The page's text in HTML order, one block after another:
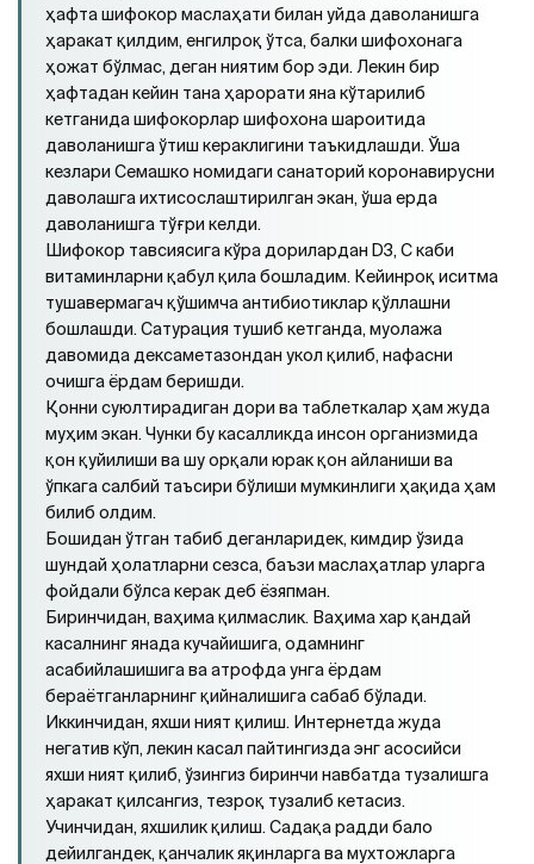
ҳафта шифокор маслаҳати билан уйда даволанишга
ҳаракат қилдим, енгилроқ ўтса, балки шифохонага
ҳожат бўлмас, деган ниятим бор эди. Лекин бир
ҳафтадан кейин тана ҳарорати яна кўтарилиб
кетганида шифокорлар шифохона шароитида
даволанишга ўтиш кераклигини таъкидлашди. Ўша
кезлари Семашко номидаги санаторий коронавирусни
даволашга ихтисослаштирилган экан, ўша ерда
даволанишга тўғри келди.
Шифокор тавсиясига кўра дорилардан D3, С каби
витаминларни қабул қила бошладим. Кейинроқ иситма
тушавермагач қўшимча антибиотиклар қўллашни
бошлашди. Сатурация тушиб кетганда, муолажа
давомида дексаметазондан укол қилиб, нафасни
очишга ёрдам беришди.
Қонни суюлтирадиган дори ва таблеткалар ҳам жуда
муҳим экан. Чунки бу касалликда инсон организмида
қон қуйилиши ва шу орқали юрак қон айланиши ва
ўпкага салбий таъсири бўлиши мумкинлиги ҳақида ҳам
билиб олдим.
Бошидан ўтган табиб деганларидек, кимдир ўзида
шундай ҳолатларни сезса, баъзи маслаҳатлар уларга
фойдали бўлса керак деб ёзяпман.
Биринчидан, ваҳима қилмаслик. Ваҳима хар қандай
касалнинг янада кучайишига, одамнинг
асабийлашишига ва атрофда унга ёрдам
бераётганларнинг қийналишига сабаб бўлади.
Иккинчидан, яхши ният қилиш. Интернетда жуда
негатив кўп, лекин касал пайтингизда энг асосийси
яхши ният қилиб, ўзингиз биринчи навбатда тузалишга
ҳаракат қилсангиз, тезроқ тузалиб кетасиз.
Учинчидан, яхшилик қилиш. Садақа радди бало
дейилгандек, қанчалик яқинларга ва мухтожларга